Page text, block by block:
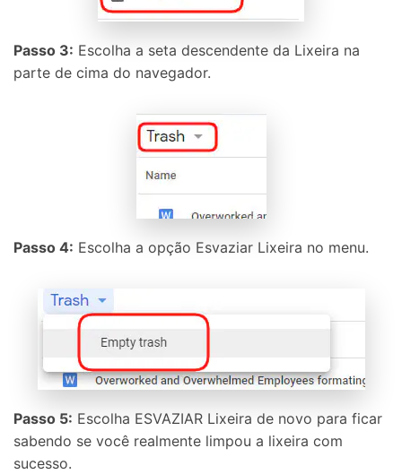
Desbloqueie e repare seu celular
Recupere, proteja e transfira dados faclimente
Tecnologia de IA, sem complicação
Passo 3: Escolha a seta descendente da Lixeira na
parte de cima do navegador.
Passo 4: Escolha a opção Esvaziar Lixeira no menu.
Passo 5: Escolha ESVAZIAR Lixeira de novo para ficar
sabendo se você realmente limpou a lixeira com
sucesso.